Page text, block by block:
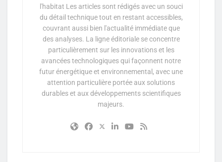
l'habitat Les articles sont rédigés avec un souci
du détail technique tout en restant accessibles,
couvrant aussi bien l'actualité immédiate que
des analyses. La ligne éditoriale se concentre
particulièrement sur les innovations et les
avancées technologiques qui façonnent notre
futur énergétique et environnemental, avec une
attention particulière portée aux solutions
durables et aux développements scientifiques
majeurs.